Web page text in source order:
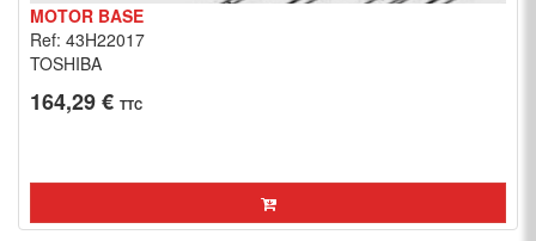
MOTOR BASE
Ref: 43H22017
TOSHIBA
164,29 € TTC